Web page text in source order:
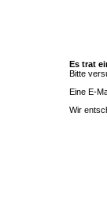
Es trat
Bitte
Eine E-
Wir